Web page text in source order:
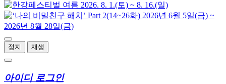
정지 재생
아이디 로그인